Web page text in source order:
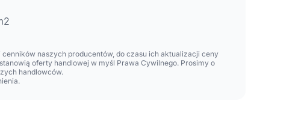
naszych producentów, do czasu ich aktualizacji ceny
oferty handlowej w myśl Prawa Cywilnego. Prosimy o
handlowców.